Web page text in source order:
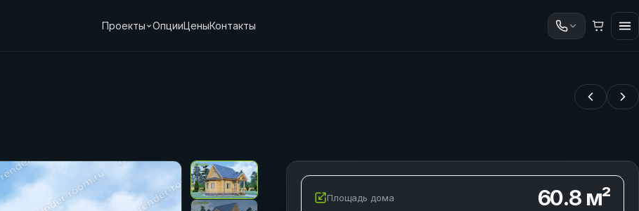
Проекты ОпцииЦеныКонтакты
Площадь дома 60.8м²